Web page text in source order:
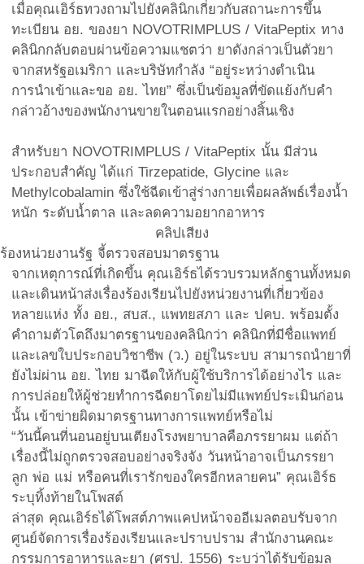
เมื่อคุณเอิร์ธทวงถามไปยังคลินิกเกี่ยวกับสถานะการขึ้น
ทะเบียน อย. ของยา NOVOTRIMPLUS / VitaPeptix ทาง
คลินิกกลับตอบผ่านข้อความแชตว่า ยาดังกล่าวเป็นตัวยา
จากสหรัฐอเมริกา และบริษัทกำลัง “อยู่ระหว่างดำเนิน
การนำเข้าและขอ อย. ไทย” ซึ่งเป็นข้อมูลที่ขัดแย้งกับคำ
กล่าวอ้างของพนักงานขายในตอนแรกอย่างสิ้นเชิง
สำหรับยา NOVOTRIMPLUS / VitaPeptix นั้น มีส่วน
ประกอบสำคัญ ได้แก่ Tirzepatide, Glycine และ
Methylcobalamin ซึ่งใช้ฉีดเข้าสู่ร่างกายเพื่อผลลัพธ์เรื่องน้ำ
หนัก ระดับน้ำตาล และลดความอยากอาหาร
คลิปเสียง
ร้องหน่วยงานรัฐ จี้ตรวจสอบมาตรฐาน
จากเหตุการณ์ที่เกิดขึ้น คุณเอิร์ธได้รวบรวมหลักฐานทั้งหมด
และเดินหน้าส่งเรื่องร้องเรียนไปยังหน่วยงานที่เกี่ยวข้อง
หลายแห่ง ทั้ง อย., สบส., แพทยสภา และ ปคบ. พร้อมตั้ง
คำถามตัวโตถึงมาตรฐานของคลินิกว่า คลินิกที่มีชื่อแพทย์
และเลขใบประกอบวิชาชีพ (ว.) อยู่ในระบบ สามารถนำยาที่
ยังไม่ผ่าน อย. ไทย มาฉีดให้กับผู้ใช้บริการได้อย่างไร และ
การปล่อยให้ผู้ช่วยทำการฉีดยาโดยไม่มีแพทย์ประเมินก่อน
นั้น เข้าข่ายผิดมาตรฐานทางการแพทย์หรือไม่
“วันนี้คนที่นอนอยู่บนเตียงโรงพยาบาลคือภรรยาผม แต่ถ้า
เรื่องนี้ไม่ถูกตรวจสอบอย่างจริงจัง วันหน้าอาจเป็นภรรยา
ลูก พ่อ แม่ หรือคนที่เรารักของใครอีกหลายคน” คุณเอิร์ธ
ระบุทิ้งท้ายในโพสต์
ล่าสุด คุณเอิร์ธได้โพสต์ภาพแคปหน้าจออีเมลตอบรับจาก
ศูนย์จัดการเรื่องร้องเรียนและปราบปราม สำนักงานคณะ
กรรมการอาหารและยา (ศรป. 1556) ระบุว่าได้รับข้อมูล